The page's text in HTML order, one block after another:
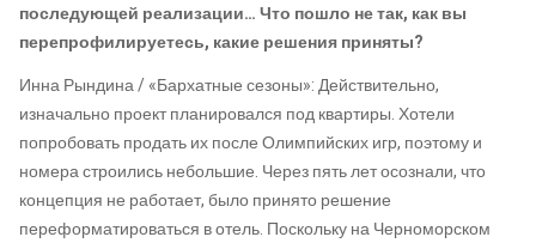
последующей реализации… Что пошло не так, как вы
перепрофилируетесь, какие решения приняты?
Инна Рындина / «Бархатные сезоны»: Действительно,
изначально проект планировался под квартиры. Хотели
попробовать продать их после Олимпийских игр, поэтому и
номера строились небольшие. Через пять лет осознали, что
концепция не работает, было принято решение
переформатироваться в отель. Поскольку на Черноморском